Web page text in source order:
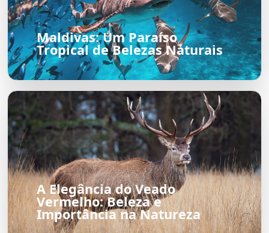
Maldivas: Um Paraíso
Tropical de Belezas Naturais
A Elegância do Veado
Vermelho: Beleza e
Importância na Natureza